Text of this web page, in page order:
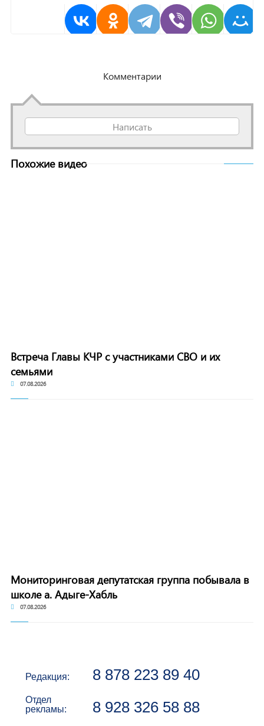
Комментарии
Написать
Похожие видео
Встреча Главы КЧР с участниками СВО и их
семьями
07.08.2026
Мониторинговая депутатская группа побывала в
школе а. Адыге-Хабль
07.08.2026
Редакция: 8 878 223 89 40
Отдел
рекламы:
8 928 326 58 88